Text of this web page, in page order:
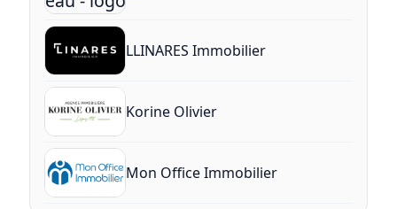
LLINARES Immobilier
Korine Olivier
Mon Office Immobilier